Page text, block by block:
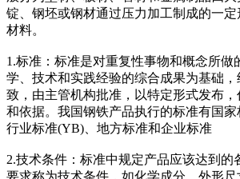
锭、钢坯或钢材通过压力加工制成的一
材料。
1.标准：标准是对重复性事物和概念所做
学、技术和实践经验的综合成果为基础
致，由主管机构批准，以特定形式发布，
和依据。我国钢铁产品执行的标准有国家
行业标准(YB)、地方标准和企业标准
2.技术条件：标准中规定产品应该达到的
要求称为技术条件，如化学成分、外形